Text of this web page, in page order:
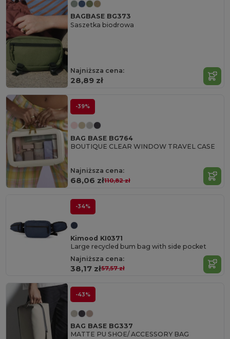
BAGBASE BG373
Saszetka biodrowa
Najniższa cena:
28,89 zł
-39%
BAG BASE BG764
BOUTIQUE CLEAR WINDOW TRAVEL CASE
Najniższa cena:
68,06 zł110,82 zł
-34%
Kimood KI0371
Large recycled bum bag with side pocket
Najniższa cena:
38,17 zł57,57 zł
-43%
BAG BASE BG337
MATTE PU SHOE/ ACCESSORY BAG